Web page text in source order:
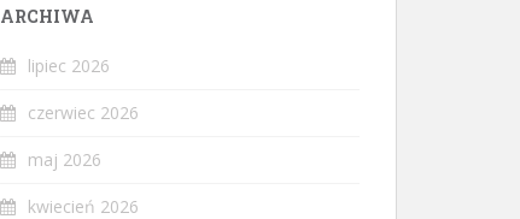
ARCHIWA
lipiec 2026
czerwiec 2026
maj 2026
kwiecień 2026